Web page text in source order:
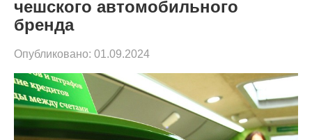
чешского автомобильного
бренда
Опубликовано: 01.09.2024